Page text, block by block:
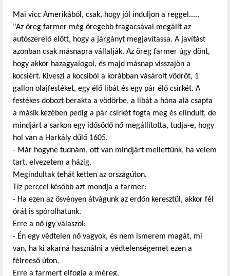
Mai vicc Amerikából, csak, hogy jól induljon a reggel.....
"Az öreg farmer még öregebb tragacsával megállt az
autószerelő előtt, hogy a járgányt megjavítassa. A javítást
azonban csak másnapra vállalják. Az öreg farmer úgy dönt,
hogy akkor hazagyalogol, és majd másnap visszajön a
kocsiért. Kiveszi a kocsiból a korábban vásárolt vödröt, 1
gallon olajfestéket, egy élő libát és egy pár élő csirkét. A
festékes dobozt berakta a vödörbe, a libát a hóna alá csapta
a másik kezében pedig a pár csirkét fogta meg és elindult, de
mindjárt a sarkon egy idősödő nő megállította, tudja-e, hogy
hol van a Harkály dűlő 1605.
- Már hogyne tudnám, ott van mindjárt mellettünk, ha velem
tart, elvezetem a házig.
Megindultak tehát ketten az országúton.
Tíz perccel később azt mondja a farmer:
- Ha ezen az ösvényen átvágunk az erdőn keresztül, akkor fél
órát is spórolhatunk.
Erre a nő így válaszol:
- Én egy védtelen nő vagyok, és nem ismerem magát, mi
van, ha ki akarná használni a védtelenségemet ezen a
félreeső úton.
Erre a farmert elfogja a méreg.